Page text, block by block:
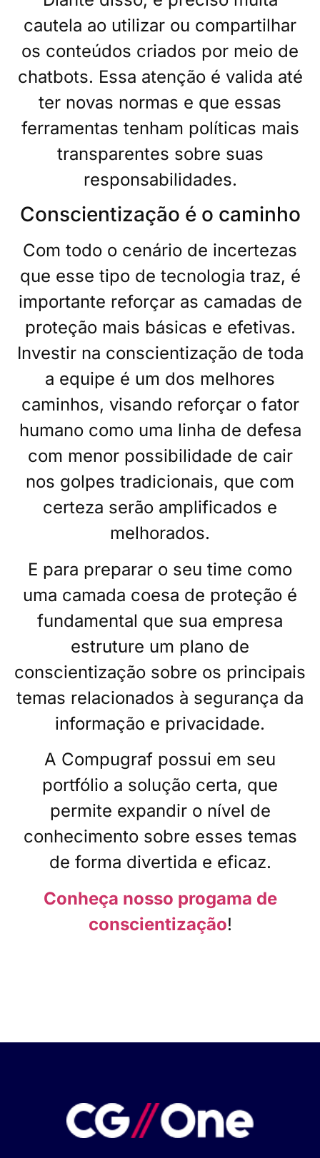
cautela ao utilizar ou compartilhar
os conteúdos criados por meio de
chatbots. Essa atenção é valida até
ter novas normas e que essas
ferramentas tenham políticas mais
transparentes sobre suas
responsabilidades.
Conscientização é o caminho
Com todo o cenário de incertezas
que esse tipo de tecnologia traz, é
importante reforçar as camadas de
proteção mais básicas e efetivas.
Investir na conscientização de toda
a equipe é um dos melhores
caminhos, visando reforçar o fator
humano como uma linha de defesa
com menor possibilidade de cair
nos golpes tradicionais, que com
certeza serão amplificados e
melhorados.
E para preparar o seu time como
uma camada coesa de proteção é
fundamental que sua empresa
estruture um plano de
conscientização sobre os principais
temas relacionados à segurança da
informação e privacidade.
A Compugraf possui em seu
portfólio a solução certa, que
permite expandir o nível de
conhecimento sobre esses temas
de forma divertida e eficaz.
Conheça nosso progama de
conscientização!